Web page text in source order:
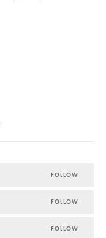
FOLLOW
FOLLOW
FOLLOW